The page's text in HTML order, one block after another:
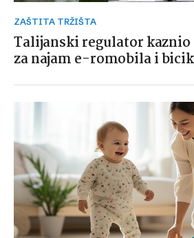
ZAŠTITA TRŽIŠTA
Talijanski regulator
za najam e-romobila i